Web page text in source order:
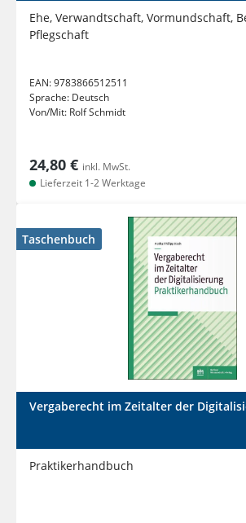
Ehe, Verwandtschaft, Vormundschaft,
Pflegschaft
EAN:9783866512511
Sprache: Deutsch
Von/Mit: Rolf Schmidt
24,80 € inkl. MwSt.
Lieferzeit 1-2 Werktage
Taschenbuch
Vergaberecht im Zeitalter der
Praktikerhandbuch